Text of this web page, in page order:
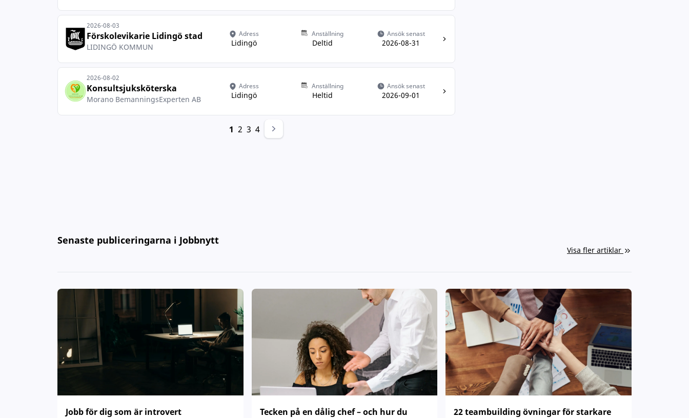
2026-08-03
Förskolevikarie Lidingö stad
LIDINGÖ KOMMUN
Adress
Lidingö
Anställning
Deltid
Ansök senast
2026-08-31
2026-08-02
Konsultsjuksköterska
Morano BemanningsExperten AB
Adress
Lidingö
Anställning
Heltid
Ansök senast
2026-09-01
1 2 3 4
Senaste publiceringarna i Jobbnytt
Visa fler artiklar
Jobb för dig som är introvert Tecken på en dålig chef – och hur du 22 teambuilding övningar för starkare